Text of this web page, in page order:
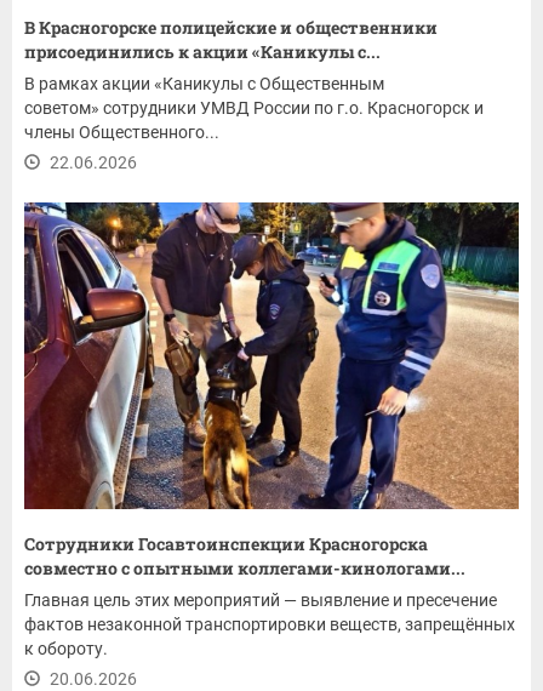
В Красногорске полицейские и общественники
присоединились к акции «Каникулы с...
В рамках акции «Каникулы с Общественным
советом» сотрудники УМВД России по г.о. Красногорск и
члены Общественного...
22.06.2026
Сотрудники Госавтоинспекции Красногорска
совместно с опытными коллегами-кинологами...
Главная цель этих мероприятий — выявление и пресечение
фактов незаконной транспортировки веществ, запрещённых
к обороту.
20.06.2026